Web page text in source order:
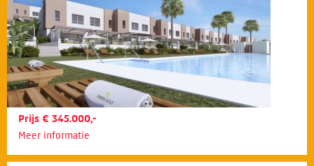
Prijs € 345.000,-
Meer informatie